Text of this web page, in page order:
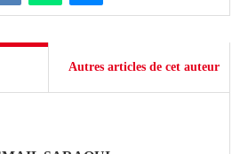
Autres articles de cet auteur